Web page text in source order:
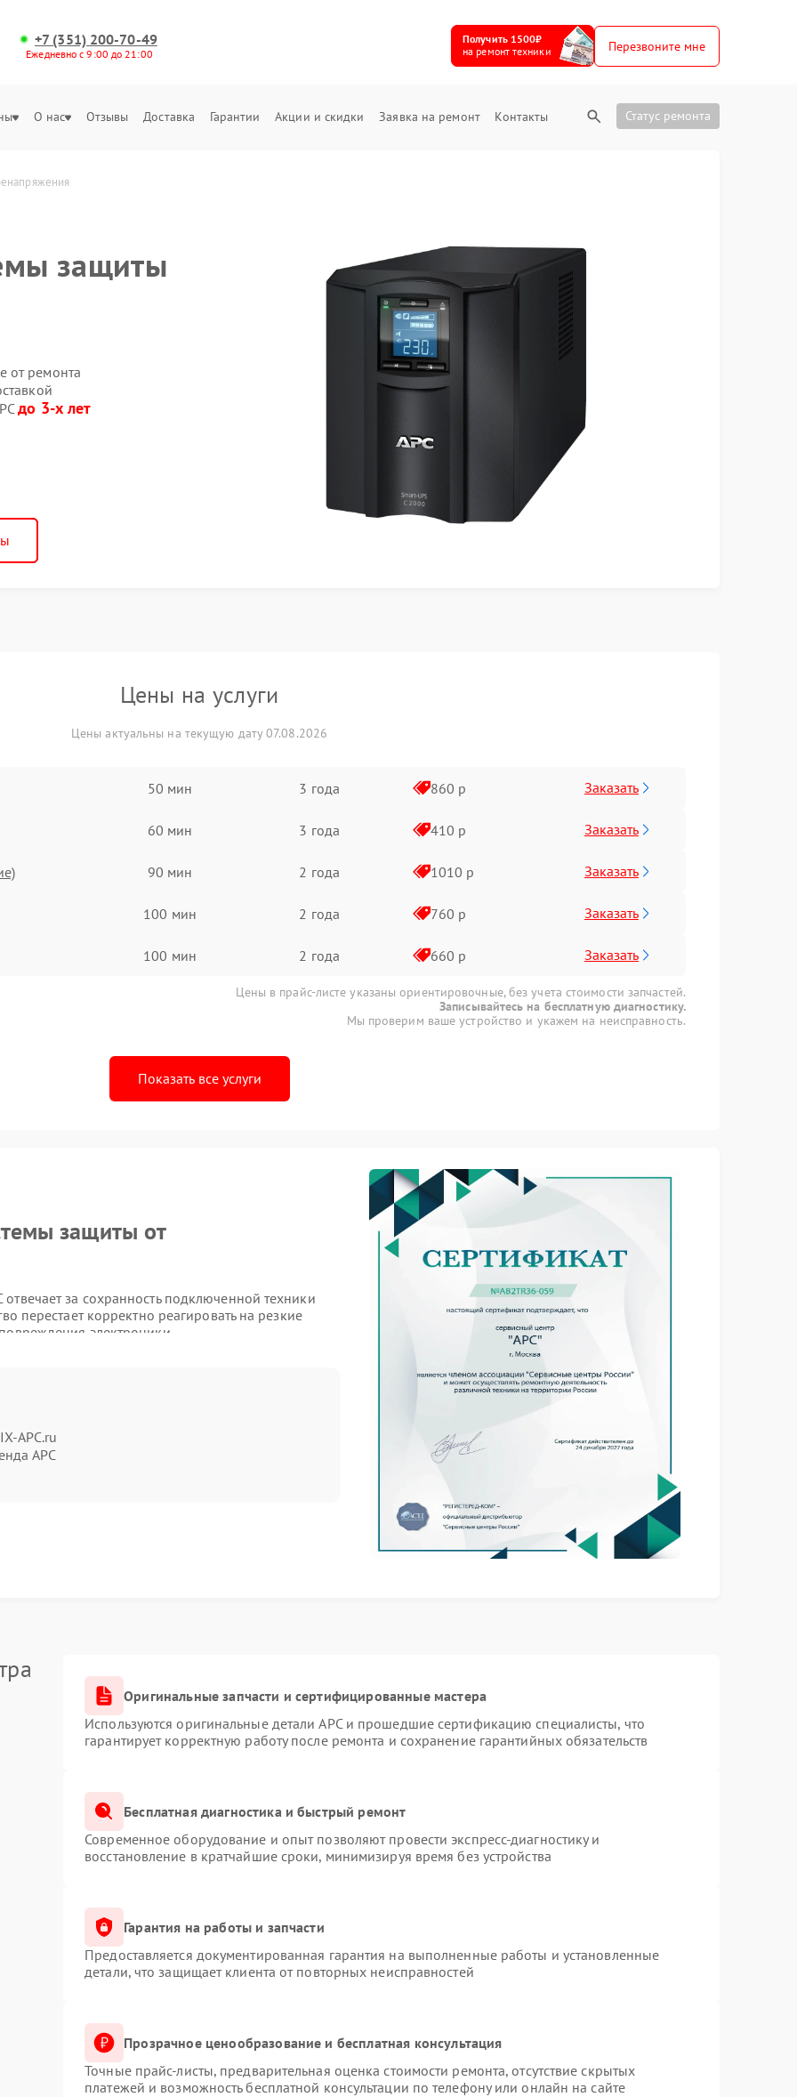
+7 (351) 200-70-49
Ежедневно с 9:00 до 21:00
Получить 1500₽
на ремонт техники
Перезвоните мне
О нас Отзывы Доставка Гарантии Акции и скидки Заявка на ремонт Контакты Статус ремонта
защиты
от ремонта
до 3-х лет
Цены на услуги
Цены актуальны на текущую дату 07.08.2026
50 мин 3 года 860 р Заказать
60 мин 3 года 410 р Заказать
90 мин 2 года 1010 р Заказать
100 мин 2 года 760 р Заказать
100 мин 2 года 660 р Заказать
Цены в прайс-листе указаны ориентировочные, без учета стоимости запчастей.
Записывайтесь на бесплатную диагностику.
Мы проверим ваше устройство и укажем на неисправность.
Показать все услуги
защиты от
за сохранность подключенной техники
перестает корректно реагировать на резкие
электроники.
более серьезных последствий.
нагрузки;
элементов.
необходим при первых признаках нарушения
решением становится обращение в
заменяют поврежденные компоненты и
работы ИБП и защитить подключенное
APC.ru
APC
Оригинальные запчасти и сертифицированные мастера
Используются оригинальные детали APC и прошедшие сертификацию специалисты, что
гарантирует корректную работу после ремонта и сохранение гарантийных обязательств
Бесплатная диагностика и быстрый ремонт
Современное оборудование и опыт позволяют провести экспресс-диагностику и
восстановление в кратчайшие сроки, минимизируя время без устройства
Гарантия на работы и запчасти
Предоставляется документированная гарантия на выполненные работы и установленные
детали, что защищает клиента от повторных неисправностей
Прозрачное ценообразование и бесплатная консультация
Точные прайс-листы, предварительная оценка стоимости ремонта, отсутствие скрытых
платежей и возможность бесплатной консультации по телефону или онлайн на сайте